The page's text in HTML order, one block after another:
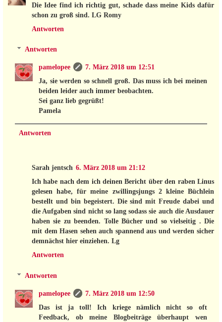
Die Idee find ich richtig gut, schade dass meine Kids dafür
schon zu groß sind. LG Romy
Antworten
Antworten
pamelopee
7. März 2018 um 12:51
Ja, sie werden so schnell groß. Das muss ich bei meinen
beiden leider auch immer beobachten.
Sei ganz lieb gegrüßt!
Pamela
Antworten
Sarah jentsch 6. März 2018 um 21:12
Ich habe nach dem ich deinen Bericht über den raben Linus
gelesen habe, für meine zwillingsjungs 2 kleine Büchlein
bestellt und bin begeistert. Die sind mit Freude dabei und
die Aufgaben sind nicht so lang sodass sie auch die Ausdauer
haben sie zu beenden. Tolle Bücher und so vielseitig . Die
mit dem Hasen sehen auch spannend aus und werden sicher
demnächst hier einziehen. Lg
Antworten
Antworten
pamelopee
7. März 2018 um 12:50
Das ist ja toll! Ich kriege nämlich nicht so oft
Feedback, ob meine Blogbeiträge überhaupt wen